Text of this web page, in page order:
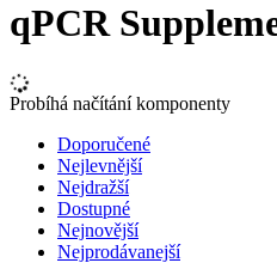
qPCR
Probíhá načítání komponenty
Doporučené
Nejlevnější
Nejdražší
Dostupné
Nejnovější
Nejprodávanejší